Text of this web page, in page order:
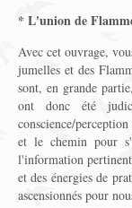
* L'union de
Avec cet ouvrage,
jumelles et des
sont, en grande
ont donc été
conscience/
et le chemin pour
l'information
et des énergies de
ascensionnés pour